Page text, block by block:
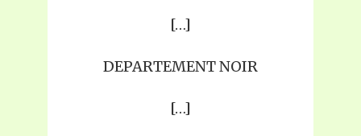
[…]
DEPARTEMENT NOIR
[…]